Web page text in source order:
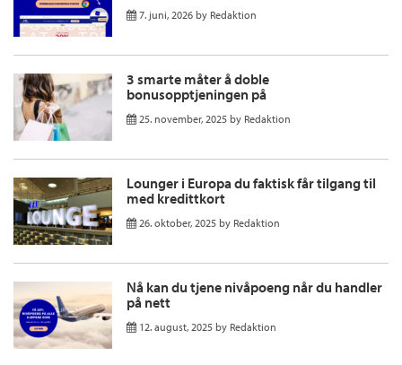
7. juni, 2026 by Redaktion
3 smarte måter å doble
bonusopptjeningen på
25. november, 2025 by Redaktion
Lounger i Europa du faktisk får tilgang til
med kredittkort
26. oktober, 2025 by Redaktion
Nå kan du tjene nivåpoeng når du handler
på nett
12. august, 2025 by Redaktion